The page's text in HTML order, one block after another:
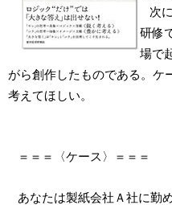
次
研修
場で
がら創作したものである。ケ
考えてほしい。
＝＝＝〈ケース〉＝＝＝
あなたは製紙会社Ａ社に勤